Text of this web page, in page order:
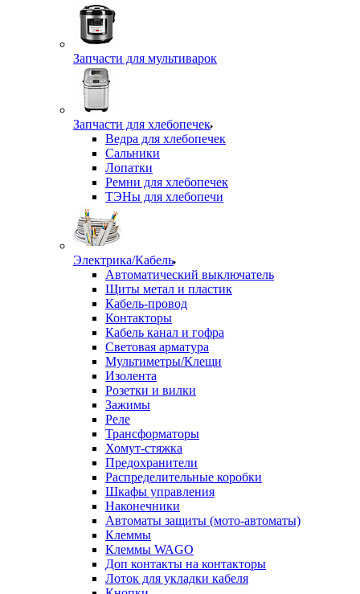
Запчасти для мультиварок
Запчасти для хлебопечек
Ведра для хлебопечек
Сальники
Лопатки
Ремни для хлебопечек
ТЭНы для хлебопечи
Электрика/Кабель
Автоматический выключатель
Щиты метал и пластик
Кабель-провод
Контакторы
Кабель канал и гофра
Световая арматура
Мультиметры/Клещи
Изолента
Розетки и вилки
Зажимы
Реле
Трансформаторы
Хомут-стяжка
Предохранители
Распределительные коробки
Шкафы управления
Наконечники
Автоматы защиты (мото-автоматы)
Клеммы
Клеммы WAGO
Доп контакты на контакторы
Лоток для укладки кабеля